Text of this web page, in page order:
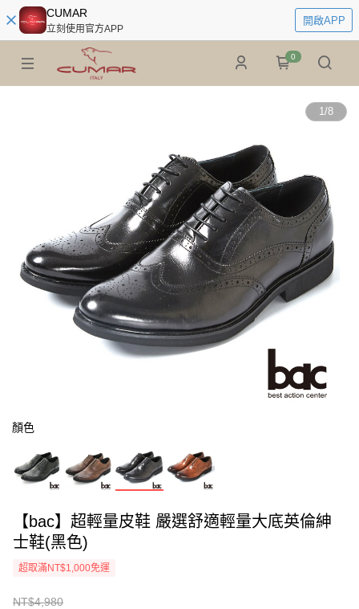
CUMAR
立刻使用官方APP
開啟APP
0
1/8
顏色
【bac】超輕量皮鞋 嚴選舒適輕量大底英倫紳
士鞋(黑色)
超取滿NT$1,000免運
NT$4,980